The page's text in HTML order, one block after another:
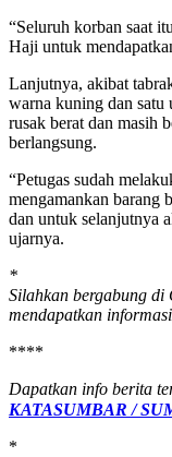
“Seluruh korban saat
Haji untuk
Lanjutnya, akibat
warna kuning dan satu
rusak berat dan masih
berlangsung.
“Petugas sudah
mengamankan barang
dan untuk selanjutnya
ujarnya.
*
Silahkan bergabung di
mendapatkan
****
Dapatkan info berita
KATASUMBAR /
*